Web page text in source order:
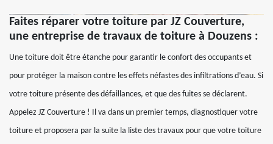
Faites réparer votre toiture par JZ Couverture,
une entreprise de travaux de toiture à Douzens :
Une toiture doit être étanche pour garantir le confort des occupants et
pour protéger la maison contre les effets néfastes des infiltrations d’eau. Si
votre toiture présente des défaillances, et que des fuites se déclarent.
Appelez JZ Couverture ! Il va dans un premier temps, diagnostiquer votre
toiture et proposera par la suite la liste des travaux pour que votre toiture